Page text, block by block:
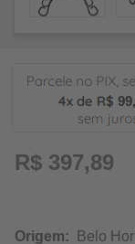
R$ 397,89
Origem: Belo